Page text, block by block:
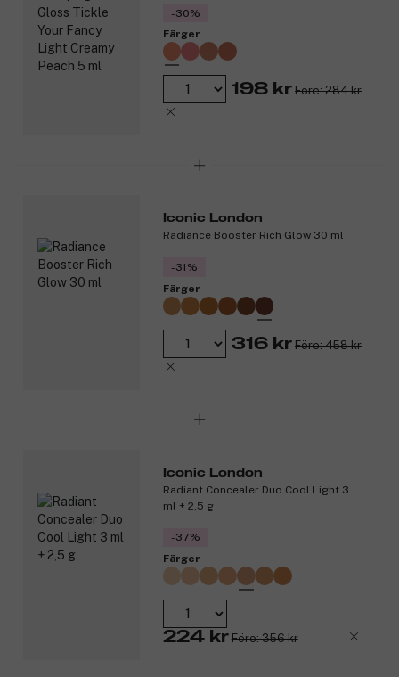
läpparna utan att torka ut dem.
Produktnummer: 3303745
-30%
Färger
198 kr Före: 284 kr
Iconic London
Radiance Booster Rich Glow 30 ml
-31%
Färger
316 kr Före: 458 kr
Iconic London
Radiant Concealer Duo Cool Light 3
ml + 2,5 g
-37%
Färger
224 kr Före: 356 kr